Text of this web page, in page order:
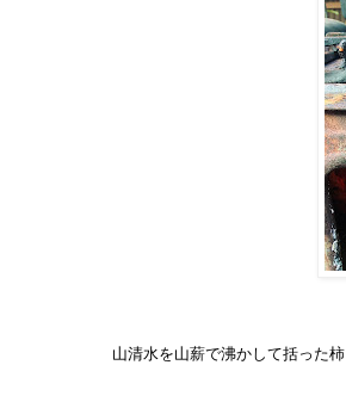
山清水を山薪で沸かして括った